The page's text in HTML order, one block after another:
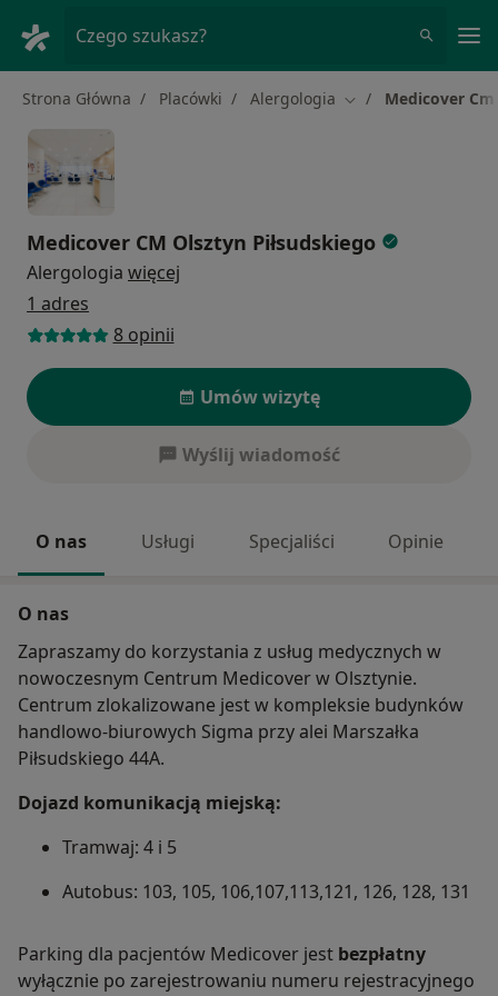
Czego szukasz?
Strona Główna Placówki Alergologia Zmień miasto
Medicover
Medicover CM Olsztyn Piłsudskiego
Alergologia więcej
1 adres
8 opinii
Umów wizytę
Wyślij wiadomość
O nas Usługi Specjaliści Opinie
O nas
Zapraszamy do korzystania z usług medycznych w
nowoczesnym Centrum Medicover w Olsztynie.
Centrum zlokalizowane jest w kompleksie budynków
handlowo-biurowych Sigma przy alei Marszałka
Piłsudskiego 44A.
Dojazd komunikacją miejską:
Tramwaj: 4 i 5
Autobus: 103, 105, 106,107,113,121, 126, 128, 131
Parking dla pacjentów Medicover jest bezpłatny
wyłącznie po zarejestrowaniu numeru rejestracyjnego